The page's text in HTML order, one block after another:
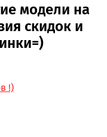
модели на
скидок и